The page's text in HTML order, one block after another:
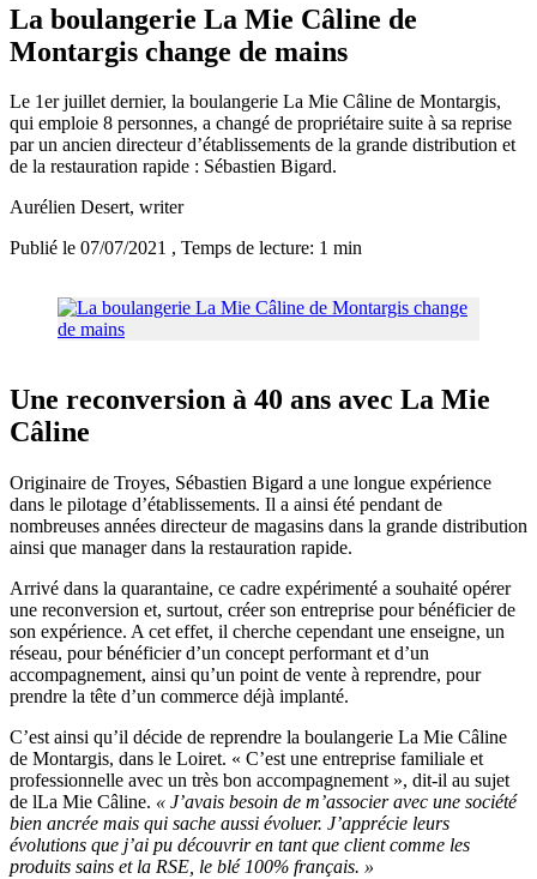
La boulangerie La Mie Câline de
Montargis change de mains
Le 1er juillet dernier, la boulangerie La Mie Câline de Montargis,
qui emploie 8 personnes, a changé de propriétaire suite à sa reprise
par un ancien directeur d’établissements de la grande distribution et
de la restauration rapide : Sébastien Bigard.
Aurélien Desert, writer
Publié le 07/07/2021 , Temps de lecture: 1 min
Une reconversion à 40 ans avec La Mie
Câline
Originaire de Troyes, Sébastien Bigard a une longue expérience
dans le pilotage d’établissements. Il a ainsi été pendant de
nombreuses années directeur de magasins dans la grande distribution
ainsi que manager dans la restauration rapide.
Arrivé dans la quarantaine, ce cadre expérimenté a souhaité opérer
une reconversion et, surtout, créer son entreprise pour bénéficier de
son expérience. A cet effet, il cherche cependant une enseigne, un
réseau, pour bénéficier d’un concept performant et d’un
accompagnement, ainsi qu’un point de vente à reprendre, pour
prendre la tête d’un commerce déjà implanté.
C’est ainsi qu’il décide de reprendre la boulangerie La Mie Câline
de Montargis, dans le Loiret. « C’est une entreprise familiale et
professionnelle avec un très bon accompagnement », dit-il au sujet
de lLa Mie Câline. « J’avais besoin de m’associer avec une société
bien ancrée mais qui sache aussi évoluer. J’apprécie leurs
évolutions que j’ai pu découvrir en tant que client comme les
produits sains et la RSE, le blé 100% français. »